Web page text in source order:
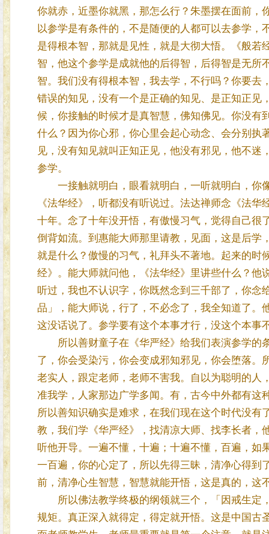
你就赤，近墨你就黑，那怎么行？朱墨摆在面前，
以参学是有条件的，不是随便的人都可以去参学
是得根本智，那就是见性，就是大彻大悟。《般
智，他这个参学是成就他的后得智，后得智是无
智。我们没有得根本智，我去学，不行吗？你要
错误的知见，没有一个是正确的知见、是正知正见
候，你接触的时候才是真智慧，佛知佛见。你没有
什么？因为你心邪，你心里会起心动念、会分别执
见，没有知见就叫正知正见，他没有邪见，他不
参学。
一接触就明白，眼看就明白，一听就明白，你
《法华经》，听都没有听说过。法达禅师念《法
十年。念了十年没开悟，有傲慢习气，觉得自己很
倒背如流。到惠能大师那里请教，见面，这是后学
就是什么？傲慢的习气，礼拜头不著地。起来的时
经》。能大师就问他，《法华经》里讲些什么？他
听过，我也不认识字，你既然念到三千部了，你念
品」，能大师说，行了，不必念了，我全知道了。
这没话说了。参学要有这个本事才行，没这个本事
所以善财童子在《华严经》给我们表演参学的
了，你会受染污，你会变成邪知邪见，你会堕落
老实人，跟定老师，老师不害我。自以为聪明的人
准我学，人家那边广学多闻。有，古今中外都有这
所以善知识确实是难求，在我们现在这个时代没
教，我们学《华严经》，找清凉大师、找李长者，
听他开导。一遍不懂，十遍；十遍不懂，百遍，如
一百遍，你的心定了，所以先得三昧，清净心得到
前，清净心生智慧，智慧就能开悟，这是真的，这
所以佛法教学终极的纲领就三个，「因戒生定
规矩。真正深入就得定，得定就开悟。这是中国古